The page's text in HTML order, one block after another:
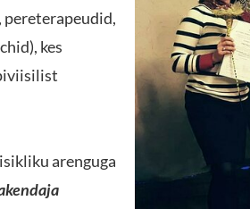
kes
arenguga